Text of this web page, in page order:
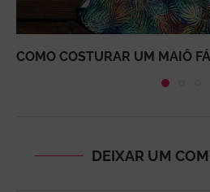
COMO COSTURAR UM MAIÔ
DEIXAR UM